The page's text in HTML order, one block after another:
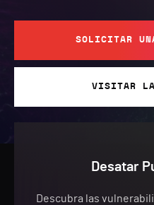
SOLICITAR
VISITAR LA
Desatar
Descubra las